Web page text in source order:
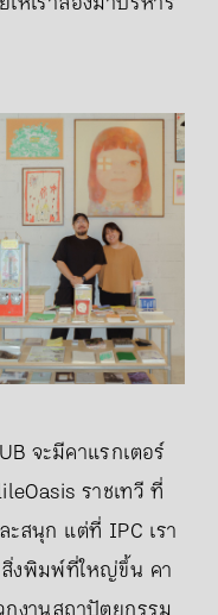
จะมีคาแรกเตอร์
ราชเทวี ที่
ะสนุก แต่ที่ IPC เรา
สิ่งพิมพ์ที่ใหญ่ขึ้น คา